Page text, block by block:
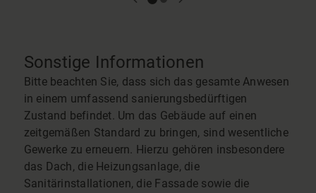
Sonstige Informationen
Bitte beachten Sie, dass sich das gesamte Anwesen
in einem umfassend sanierungsbedürftigen
Zustand befindet. Um das Gebäude auf einen
zeitgemäßen Standard zu bringen, sind wesentliche
Gewerke zu erneuern. Hierzu gehören insbesondere
das Dach, die Heizungsanlage, die
Sanitärinstallationen, die Fassade sowie die